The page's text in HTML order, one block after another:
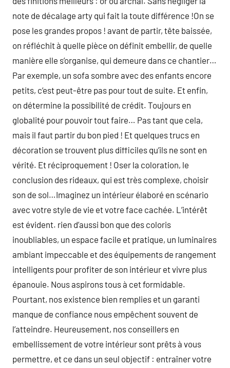
note de décalage arty qui fait la toute différence !On se
pose les grandes propos ! avant de partir, tête baissée,
on réfléchit à quelle pièce on définit embellir, de quelle
manière elle s’organise, qui demeure dans ce chantier…
Par exemple, un sofa sombre avec des enfants encore
petits, c’est peut-être pas pour tout de suite. Et enfin,
on détermine la possibilité de crédit. Toujours en
globalité pour pouvoir tout faire… Pas tant que cela,
mais il faut partir du bon pied ! Et quelques trucs en
décoration se trouvent plus difficiles qu’ils ne sont en
vérité. Et réciproquement ! Oser la coloration, le
conclusion des rideaux, qui est très complexe, choisir
son de sol…Imaginez un intérieur élaboré en scénario
avec votre style de vie et votre face cachée. L’intérêt
est évident. rien d’aussi bon que des coloris
inoubliables, un espace facile et pratique, un luminaires
ambiant impeccable et des équipements de rangement
intelligents pour profiter de son intérieur et vivre plus
épanouie. Nous aspirons tous à cet formidable.
Pourtant, nos existence bien remplies et un garanti
manque de confiance nous empêchent souvent de
l’atteindre. Heureusement, nos conseillers en
embellissement de votre intérieur sont prêts à vous
permettre, et ce dans un seul objectif : entraîner votre